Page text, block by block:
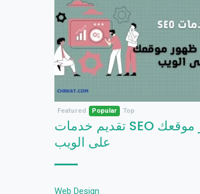
Featured Popular Top
تقديم خدمات SEO لتحسين ظهور موقعك
على الويب
Web Design